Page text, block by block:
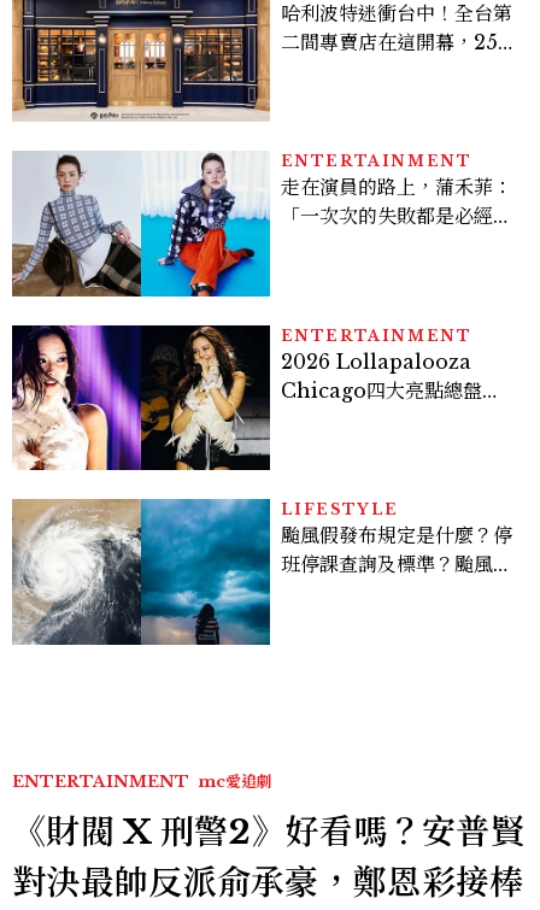
哈利波特迷衝台中！全台第
二間專賣店在這開幕，25週
ENTERTAINMENT
走在演員的路上，蒲禾菲：
「一次次的失敗都是必經過
ENTERTAINMENT
2026 Lollapalooza
Chicago四大亮點總盤
LIFESTYLE
颱風假發布規定是什麼？停
班停課查詢及標準？颱風假
ENTERTAINMENT mc愛追劇
《財閥 X 刑警2》好看嗎？安普賢
對決最帥反派俞承豪，鄭恩彩接棒